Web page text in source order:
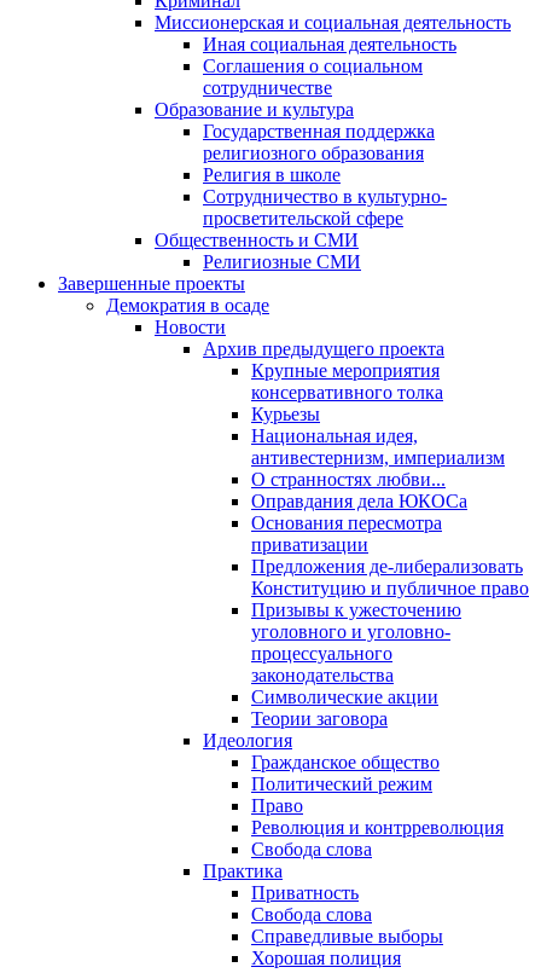
Миссионерская и социальная деятельность
Иная социальная деятельность
Соглашения о социальном
сотрудничестве
Образование и культура
Государственная поддержка
религиозного образования
Религия в школе
Сотрудничество в культурно-
просветительской сфере
Общественность и СМИ
Религиозные СМИ
Завершенные проекты
Демократия в осаде
Новости
Архив предыдущего проекта
Крупные мероприятия
консервативного толка
Курьезы
Национальная идея,
антивестернизм, империализм
О странностях любви...
Оправдания дела ЮКОСа
Основания пересмотра
приватизации
Предложения де-либерализовать
Конституцию и публичное право
Призывы к ужесточению
уголовного и уголовно-
процессуального
законодательства
Символические акции
Теории заговора
Идеология
Гражданское общество
Политический режим
Право
Революция и контрреволюция
Свобода слова
Практика
Приватность
Свобода слова
Справедливые выборы
Хорошая полиция